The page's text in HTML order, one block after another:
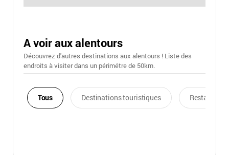
A voir aux alentours
Découvrez d'autres destinations aux alentours ! Liste des
endroits à visiter dans un périmétre de 50km.
Tous Destinations touristiques Restaurants